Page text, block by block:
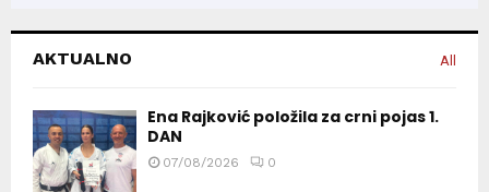
AKTUALNO All
Ena Rajković položila za crni pojas 1.
DAN
07/08/2026 0